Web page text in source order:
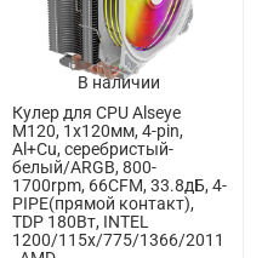
В наличии
Кулер для CPU Alseye
M120, 1х120мм, 4-pin,
Al+Cu, серебристый-
белый/ARGB, 800-
1700rpm, 66CFM, 33.8дБ, 4-
PIPE(прямой контакт),
TDP 180Вт, INTEL
1200/115x/775/1366/2011